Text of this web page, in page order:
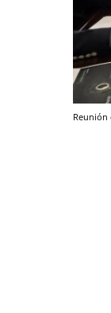
Reunión